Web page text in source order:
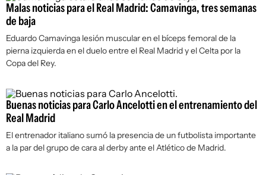
Malas noticias para el Real Madrid: Camavinga, tres semanas
de baja
Eduardo Camavinga lesión muscular en el bíceps femoral de la
pierna izquierda en el duelo entre el Real Madrid y el Celta por la
Copa del Rey.
Buenas noticias para Carlo Ancelotti en el entrenamiento del
Real Madrid
El entrenador italiano sumó la presencia de un futbolista importante
a la par del grupo de cara al derby ante el Atlético de Madrid.